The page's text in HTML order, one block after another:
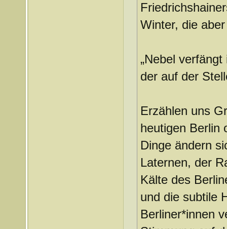
Winter, die
„Nebel
der auf der
Erzählen uns
heutigen Berlin
Dinge ändern
Laternen, der
Kälte des
und die subtile
Berliner*innen